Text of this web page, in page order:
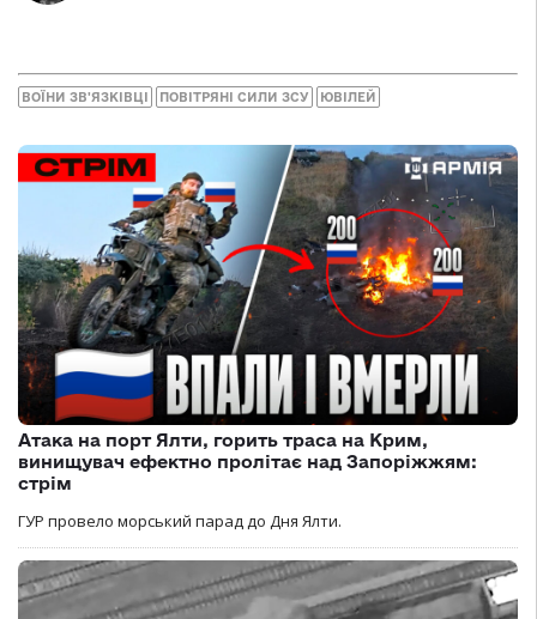
ВОЇНИ ЗВ'ЯЗКІВЦІ ПОВІТРЯНІ СИЛИ ЗСУ ЮВІЛЕЙ
Атака на порт Ялти, горить траса на Крим,
винищувач ефектно пролітає над Запоріжжям:
стрім
ГУР провело морський парад до Дня Ялти.